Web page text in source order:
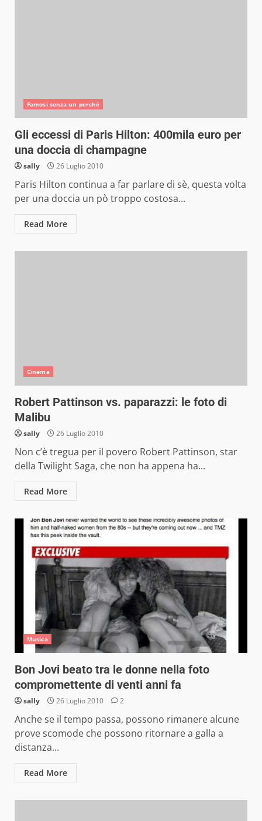
Famosi senza un perché
Gli eccessi di Paris Hilton: 400mila euro per
una doccia di champagne
sally 26 Luglio 2010
Paris Hilton continua a far parlare di sè, questa volta
per una doccia un pò troppo costosa...
Read More
Cinema
Robert Pattinson vs. paparazzi: le foto di
Malibu
sally 26 Luglio 2010
Non c’è tregua per il povero Robert Pattinson, star
della Twilight Saga, che non ha appena ha...
Read More
Musica
Bon Jovi beato tra le donne nella foto
compromettente di venti anni fa
sally 26 Luglio 2010 2
Anche se il tempo passa, possono rimanere alcune
prove scomode che possono ritornare a galla a
distanza...
Read More